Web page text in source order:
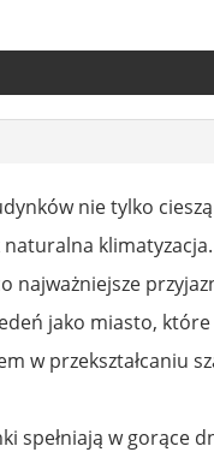
nie tylko
naturalna
najważniejsze
jako miasto, które
w przekształcaniu
spełniają w gorące